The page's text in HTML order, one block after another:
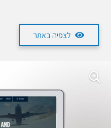
לצפיה באתר